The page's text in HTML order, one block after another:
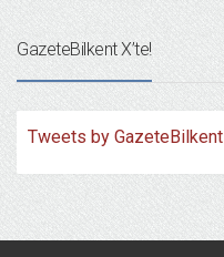
GazeteBilkent X’te!
Tweets by GazeteBilkent